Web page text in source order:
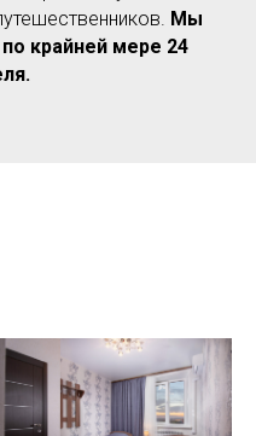
Мы
крайней мере 24